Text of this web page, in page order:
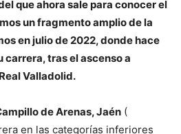
que ahora sale para conocer el
un fragmento amplio de la
en julio de 2022, donde hace
carrera, tras el ascenso a
Valladolid.
de Arenas, Jaén (
en las categorías inferiores